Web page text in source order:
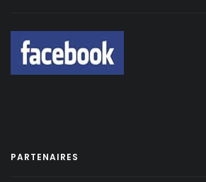
PARTENAIRES